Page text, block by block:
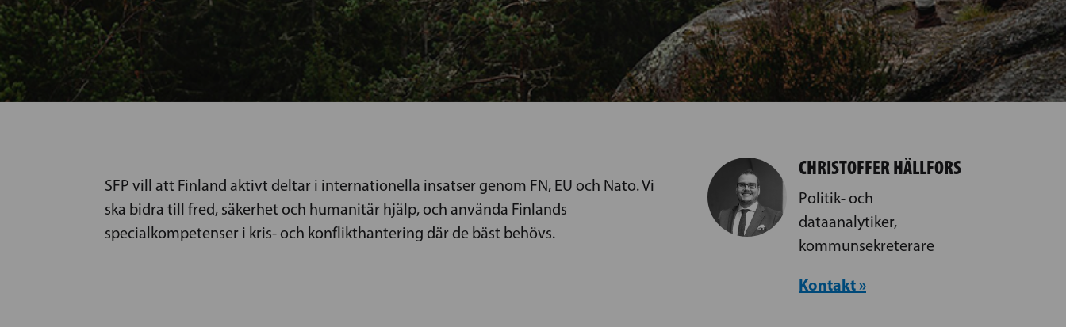
SFP vill att Finland aktivt deltar i internationella insatser genom FN, EU och Nato. Vi
ska bidra till fred, säkerhet och humanitär hjälp, och använda Finlands
specialkompetenser i kris- och konflikthantering där de bäst behövs.
CHRISTOFFER HÄLLFORS
Politik- och
dataanalytiker,
kommunsekreterare
Kontakt »